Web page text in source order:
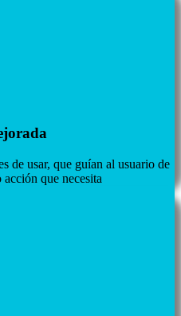
de usar, que guían al usuario de
que necesita